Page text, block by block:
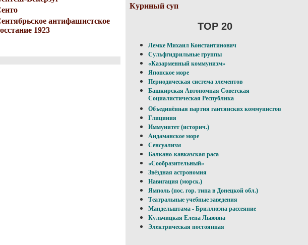
антифашистское
1923
Куриный суп
TOP 20
Лемке Михаил Константинович
Сульфгидрильные группы
«Казарменный коммунизм»
Японское море
Периодическая система элементов
Башкирская Автономная Советская
Социалистическая Республика
Объединённая партия гаитянских коммунистов
Глициния
Иммунитет (историч.)
Андаманское море
Сенсуализм
Балкано-кавказская раса
«Сообразительный»
Звёздная астрономия
Навигация (морск.)
Ямполь (пос. гор. типа в Донецкой обл.)
Театральные учебные заведения
Мандельштама - Бриллюэна рассеяние
Кульчицкая Елена Львовна
Электрическая постоянная